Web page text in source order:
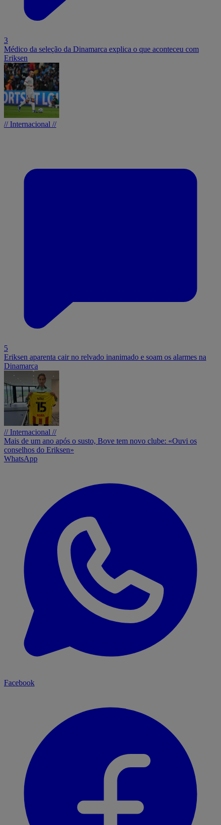
3
Médico da seleção da Dinamarca explica o que aconteceu com
Eriksen
// Internacional //
5
Eriksen aparenta cair no relvado inanimado e soam os alarmes na
Dinamarca
// Internacional //
Mais de um ano após o susto, Bove tem novo clube: «Ouvi os
conselhos do Eriksen»
WhatsApp
Facebook